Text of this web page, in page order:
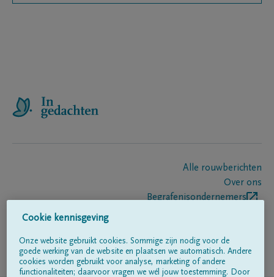
Alle rouwberichten
Over ons
Begrafenisondernemers
Volg ons op
Cookie kennisgeving
Onze website gebruikt cookies. Sommige zijn nodig voor de
goede werking van de website en plaatsen we automatisch. Andere
cookies worden gebruikt voor analyse, marketing of andere
functionaliteiten; daarvoor vragen we wél jouw toestemming. Door